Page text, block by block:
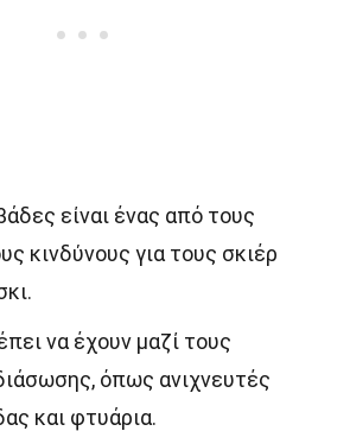
είναι ένας από τους
κινδύνους για τους σκιέρ
να έχουν μαζί τους
όπως ανιχνευτές
και φτυάρια.